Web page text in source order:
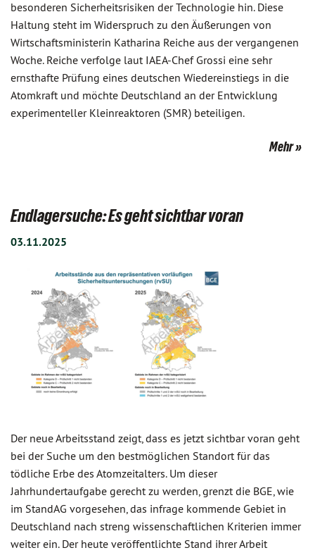
besonderen Sicherheitsrisiken der Technologie hin. Diese
Haltung steht im Widerspruch zu den Äußerungen von
Wirtschaftsministerin Katharina Reiche aus der vergangenen
Woche. Reiche verfolge laut IAEA-Chef Grossi eine sehr
ernsthafte Prüfung eines deutschen Wiedereinstiegs in die
Atomkraft und möchte Deutschland an der Entwicklung
experimenteller Kleinreaktoren (SMR) beteiligen.
Mehr
Endlagersuche: Es geht sichtbar voran
03.11.2025
Der neue Arbeitsstand zeigt, dass es jetzt sichtbar voran geht
bei der Suche um den bestmöglichen Standort für das
tödliche Erbe des Atomzeitalters. Um dieser
Jahrhundertaufgabe gerecht zu werden, grenzt die BGE, wie
im StandAG vorgesehen, das infrage kommende Gebiet in
Deutschland nach streng wissenschaftlichen Kriterien immer
weiter ein. Der heute veröffentlichte Stand ihrer Arbeit